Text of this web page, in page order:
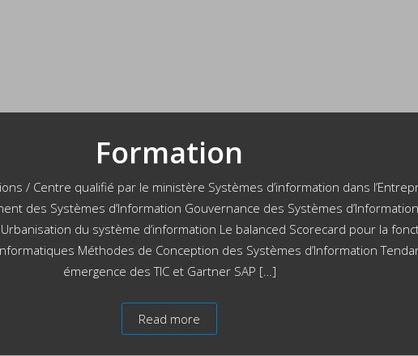
Formation
Systèmes d’Information Gouvernance des Systèmes
du système d’information Le balanced Scorecard
Méthodes de Conception des Systèmes
émergence des TIC et Gartner SAP […]
Expertise
dePOLYSOURCING : Un expert assermenté près des
(Compagnie Nationale des Experts de Justice en Informatique
silver d’ISACA (Information Systems Audit and Control
dans le cadre de l’expertise sont: Mission : Privée ou
Read more